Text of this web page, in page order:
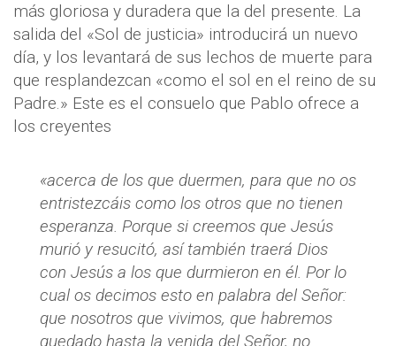
más gloriosa y duradera que la del presente. La
salida del «Sol de justicia» introducirá un nuevo
día, y los levantará de sus lechos de muerte para
que resplandezcan «como el sol en el reino de su
Padre.» Este es el consuelo que Pablo ofrece a
los creyentes
«acerca de los que duermen, para que no os
entristezcáis como los otros que no tienen
esperanza. Porque si creemos que Jesús
murió y resucitó, así también traerá Dios
con Jesús a los que durmieron en él. Por lo
cual os decimos esto en palabra del Señor:
que nosotros que vivimos, que habremos
quedado hasta la venida del Señor, no